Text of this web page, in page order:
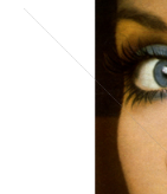
Marken
Konzerne